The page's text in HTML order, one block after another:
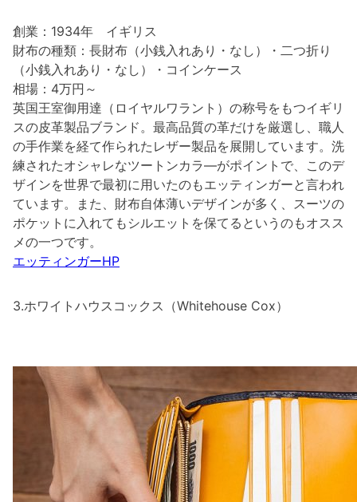
創業：1934年 イギリス
財布の種類：長財布（小銭入れあり・なし）・二つ折り
（小銭入れあり・なし）・コインケース
相場：4万円～
英国王室御用達（ロイヤルワラント）の称号をもつイギリ
スの皮革製品ブランド。最高品質の革だけを厳選し、職人
の手作業を経て作られたレザー製品を展開しています。洗
練されたオシャレなツートンカラ―がポイントで、このデ
ザインを世界で最初に用いたのもエッティンガーと言われ
ています。また、財布自体薄いデザインが多く、スーツの
ポケットに入れてもシルエットを保てるというのもオスス
メの一つです。
エッティンガーHP
3.ホワイトハウスコックス（Whitehouse Cox）